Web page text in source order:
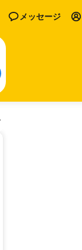
メッセージ